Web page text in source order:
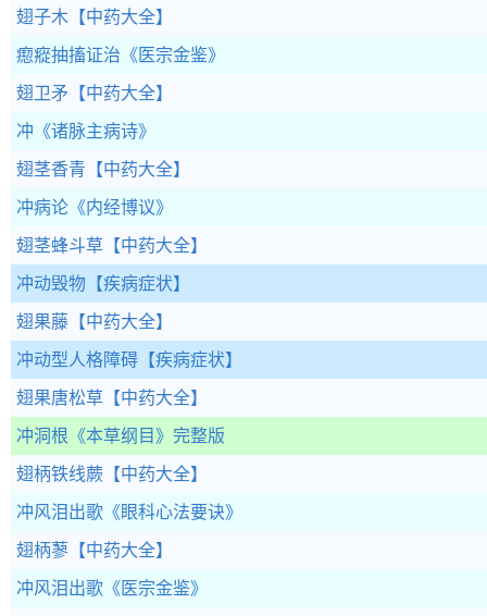
翅子木 【中药大全】
瘛瘲抽搐证治 《医宗金鉴》
翅卫矛 【中药大全】
冲 《诸脉主病诗》
翅茎香青 【中药大全】
冲病论 《内经博议》
翅茎蜂斗草 【中药大全】
冲动毁物 【疾病症状】
翅果藤 【中药大全】
冲动型人格障碍 【疾病症状】
翅果唐松草 【中药大全】
冲洞根 《本草纲目》完整版
翅柄铁线蕨 【中药大全】
冲风泪出歌 《眼科心法要诀》
翅柄蓼 【中药大全】
冲风泪出歌 《医宗金鉴》